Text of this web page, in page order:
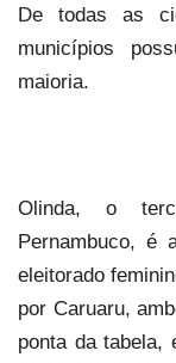
De todas as
municípios
maioria.
Olinda, o
Pernambuco, é
eleitorado
por Caruaru,
ponta da tabela,